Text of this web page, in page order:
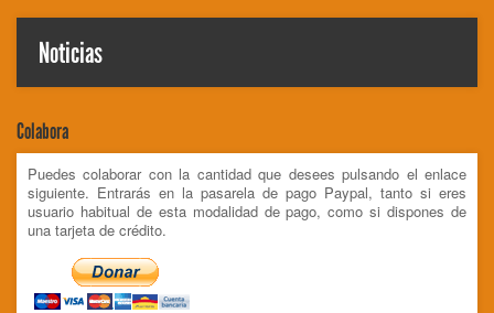
Noticias
Colabora
Puedes colaborar con la cantidad que desees pulsando el enlace
siguiente. Entrarás en la pasarela de pago Paypal, tanto si eres
usuario habitual de esta modalidad de pago, como si dispones de
una tarjeta de crédito.